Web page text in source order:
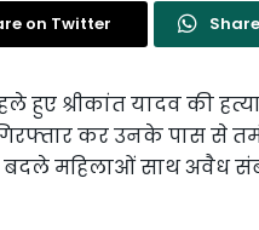
on Twitter
हुए श्रीकांत यादव की
कर उनके पास से
के बदले महिलाओं साथ अवैध